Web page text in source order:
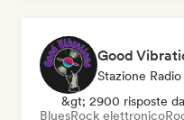
Good
Stazione Radio
&gt; 2900 risposte
BluesRock elettronico